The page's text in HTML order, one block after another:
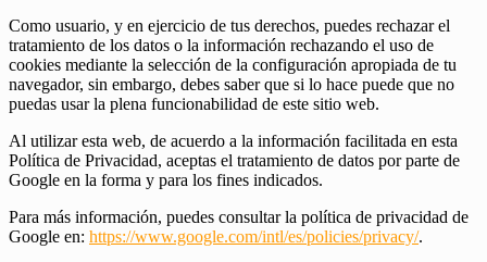
Como usuario, y en ejercicio de tus derechos, puedes rechazar el
tratamiento de los datos o la información rechazando el uso de
cookies mediante la selección de la configuración apropiada de tu
navegador, sin embargo, debes saber que si lo hace puede que no
puedas usar la plena funcionabilidad de este sitio web.
Al utilizar esta web, de acuerdo a la información facilitada en esta
Política de Privacidad, aceptas el tratamiento de datos por parte de
Google en la forma y para los fines indicados.
Para más información, puedes consultar la política de privacidad de
Google en: https://www.google.com/intl/es/policies/privacy/.